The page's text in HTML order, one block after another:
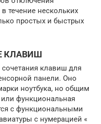
течение нескольких
простых и быстрых
КЛАВИШ
клавиш для
панели. Оно
ноутбука, но общим
или функциональная
с функциональными
с нумерацией «